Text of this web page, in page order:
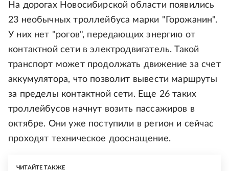
На дорогах Новосибирской области появились
23 необычных троллейбуса марки "Горожанин".
У них нет "рогов", передающих энергию от
контактной сети в электродвигатель. Такой
транспорт может продолжать движение за счет
аккумулятора, что позволит вывести маршруты
за пределы контактной сети. Еще 26 таких
троллейбусов начнут возить пассажиров в
октябре. Они уже поступили в регион и сейчас
проходят техническое дооснащение.
ЧИТАЙТЕ ТАКЖЕ